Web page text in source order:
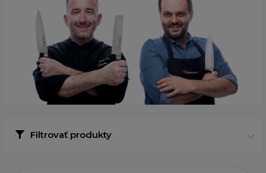
Filtrovať produkty